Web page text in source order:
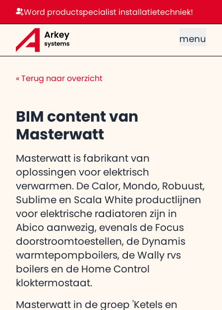
Word productspecialist installatietechniek!
menu
« Terug naar overzicht
BIM content van
Masterwatt
Masterwatt is fabrikant van
oplossingen voor elektrisch
verwarmen. De Calor, Mondo, Robuust,
Sublime en Scala White productlijnen
voor elektrische radiatoren zijn in
Abico aanwezig, evenals de Focus
doorstroomtoestellen, de Dynamis
warmtepompboilers, de Wally rvs
boilers en de Home Control
kloktermostaat.
Masterwatt in de groep 'Ketels en